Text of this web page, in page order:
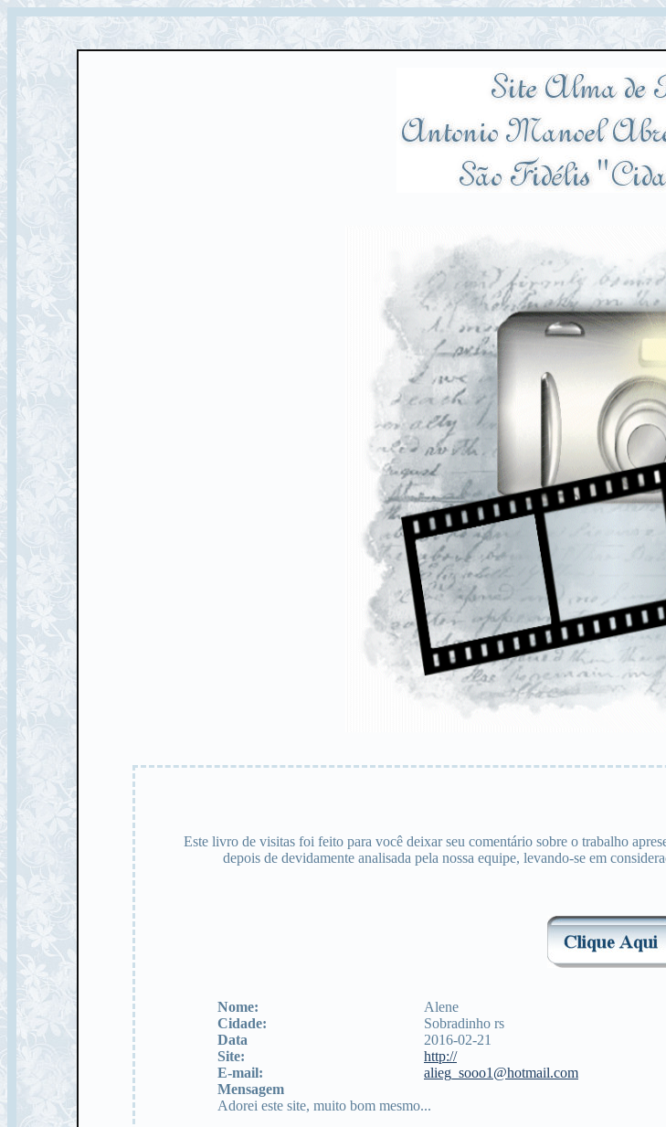
Este livro de visitas foi feito para você deixar seu comentário sobre o trabalho
depois de devidamente analisada pela nossa equipe, levando-se em
Nome:
Alene
Cidade:
Sobradinho rs
Data
2016-02-21
Site:
http://
E-mail:
alieg_sooo1@hotmail.com
Mensagem
Adorei este site, muito bom mesmo...